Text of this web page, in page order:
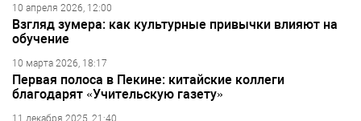
10 апреля 2026, 12:00
Взгляд зумера: как культурные привычки влияют на
обучение
10 марта 2026, 18:17
Первая полоса в Пекине: китайские коллеги
благодарят «Учительскую газету»
11 декабря 2025, 21:40